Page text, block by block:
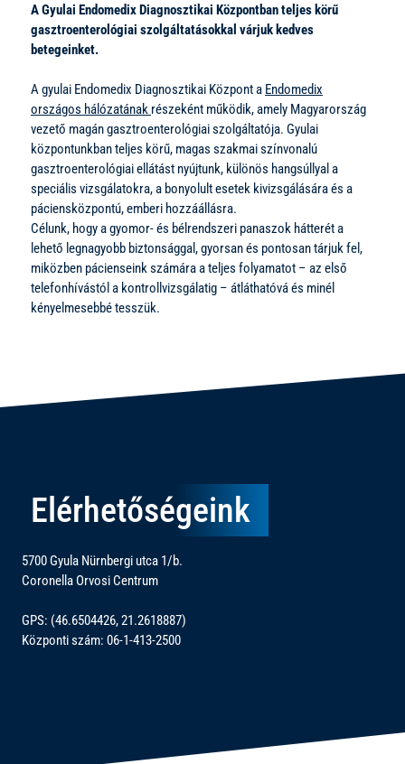
A Gyulai Endomedix Diagnosztikai Központban teljes körű
gasztroenterológiai szolgáltatásokkal várjuk kedves
betegeinket.
A gyulai Endomedix Diagnosztikai Központ a Endomedix
országos hálózatának részeként működik, amely Magyarország
vezető magán gasztroenterológiai szolgáltatója. Gyulai
központunkban teljes körű, magas szakmai színvonalú
gasztroenterológiai ellátást nyújtunk, különös hangsúllyal a
speciális vizsgálatokra, a bonyolult esetek kivizsgálására és a
páciensközpontú, emberi hozzáállásra.
Célunk, hogy a gyomor- és bélrendszeri panaszok hátterét a
lehető legnagyobb biztonsággal, gyorsan és pontosan tárjuk fel,
miközben pácienseink számára a teljes folyamatot – az első
telefonhívástól a kontrollvizsgálatig – átláthatóvá és minél
kényelmesebbé tesszük.
Elérhetőségeink
5700 Gyula Nürnbergi utca 1/b.
Coronella Orvosi Centrum
GPS: (46.6504426, 21.2618887)
Központi szám: 06-1-413-2500